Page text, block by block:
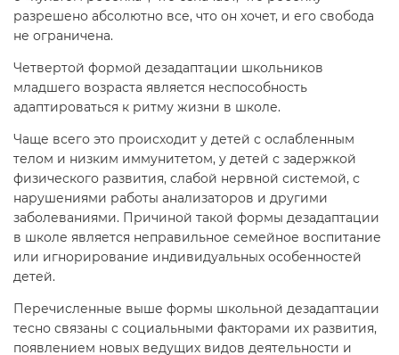
разрешено абсолютно все, что он хочет, и его свобода
не ограничена.
Четвертой формой дезадаптации школьников
младшего возраста является неспособность
адаптироваться к ритму жизни в школе.
Чаще всего это происходит у детей с ослабленным
телом и низким иммунитетом, у детей с задержкой
физического развития, слабой нервной системой, с
нарушениями работы анализаторов и другими
заболеваниями. Причиной такой формы дезадаптации
в школе является неправильное семейное воспитание
или игнорирование индивидуальных особенностей
детей.
Перечисленные выше формы школьной дезадаптации
тесно связаны с социальными факторами их развития,
появлением новых ведущих видов деятельности и